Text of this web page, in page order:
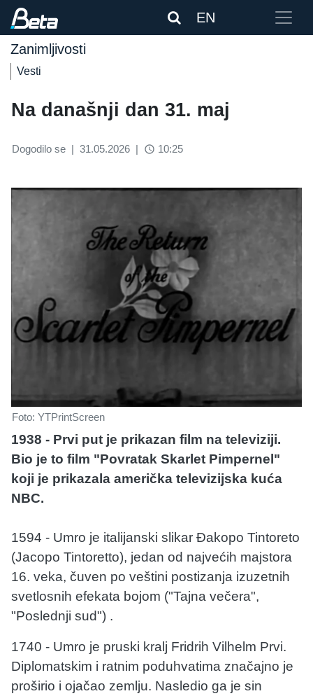
EN
Zanimljivosti
Vesti
Na današnji dan 31. maj
Dogodilo se | 31.05.2026 | access_time 10:25
Foto: YTPrintScreen
1938 - Prvi put je prikazan film na televiziji.
Bio je to film "Povratak Skarlet Pimpernel"
koji je prikazala američka televizijska kuća
NBC.
1594 - Umro je italijanski slikar Đakopo Tintoreto
(Jacopo Tintoretto), jedan od najvećih majstora
16. veka, čuven po veštini postizanja izuzetnih
svetlosnih efekata bojom ("Tajna večera",
"Poslednji sud") .
1740 - Umro je pruski kralj Fridrih Vilhelm Prvi.
Diplomatskim i ratnim poduhvatima značajno je
proširio i ojačao zemlju. Nasledio ga je sin